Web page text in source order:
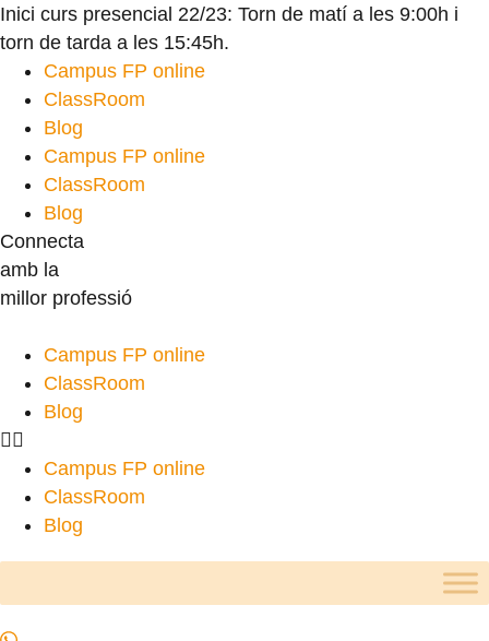
Inici curs presencial 22/23: Torn de matí a les 9:00h i
torn de tarda a les 15:45h.
Campus FP online
ClassRoom
Blog
Campus FP online
ClassRoom
Blog
Connecta
amb la
millor professió
Campus FP online
ClassRoom
Blog
Campus FP online
ClassRoom
Blog